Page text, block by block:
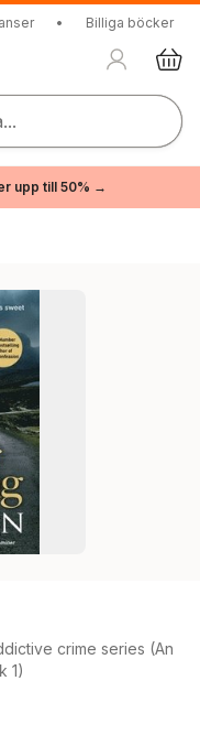
• Billiga böcker
upp till 50% →
crime series (An
1)